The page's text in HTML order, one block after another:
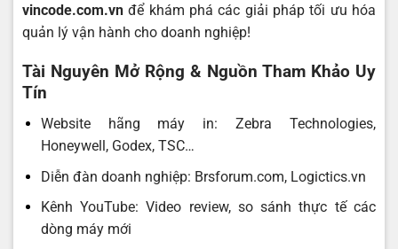
vincode.com.vn để khám phá các giải pháp tối ưu hóa
quản lý vận hành cho doanh nghiệp!
Tài Nguyên Mở Rộng & Nguồn Tham Khảo Uy
Tín
Website hãng máy in: Zebra Technologies,
Honeywell, Godex, TSC…
Diễn đàn doanh nghiệp: Brsforum.com, Logictics.vn
Kênh YouTube: Video review, so sánh thực tế các
dòng máy mới